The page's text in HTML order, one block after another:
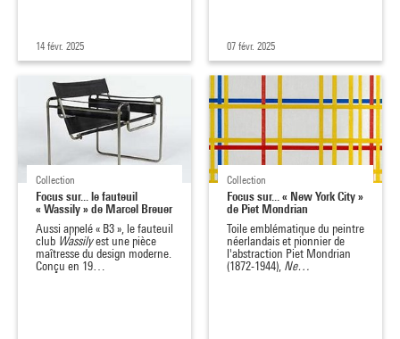
14 févr. 2025 07 févr. 2025
Collection
Focus sur... le fauteuil
« Wassily » de Marcel Breuer
Aussi appelé « B3 », le fauteuil
club Wassilyest une pièce
maîtresse du design moderne.
Conçu en 19…
Collection
Focus sur... « New York City »
de Piet Mondrian
Toile emblématique du peintre
néerlandais et pionnier de
l'abstraction Piet Mondrian
(1872-1944), Ne…